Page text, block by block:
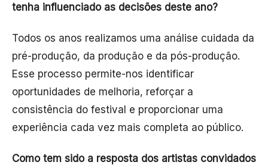
tenha influenciado as decisões deste ano?
Todos os anos realizamos uma análise cuidada da
pré-produção, da produção e da pós-produção.
Esse processo permite-nos identificar
oportunidades de melhoria, reforçar a
consistência do festival e proporcionar uma
experiência cada vez mais completa ao público.
Como tem sido a resposta dos artistas convidados